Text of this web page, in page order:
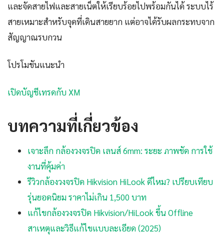
และจัดสายไฟและสายเน็ตให้เรียบร้อยไปพร้อมกันได้ ระบบไร้
สายเหมาะสำหรับจุดที่เดินสายยาก แต่อาจได้รับผลกระทบจาก
สัญญาณรบกวน
โปรโมชันแนะนำ
เปิดบัญชีเทรดกับ XM
บทความที่เกี่ยวข้อง
เจาะลึก กล้องวงจรปิด เลนส์ 6mm: ระยะ ภาพชัด การใช้
งานที่คุ้มค่า
รีวิวกล้องวงจรปิด Hikvision HiLook ดีไหม? เปรียบเทียบ
รุ่นยอดนิยม ราคาไม่เกิน 1,500 บาท
แก้ไขกล้องวงจรปิด Hikvision/HiLook ขึ้น Offline
สาเหตุและวิธีแก้ไขแบบละเอียด (2025)